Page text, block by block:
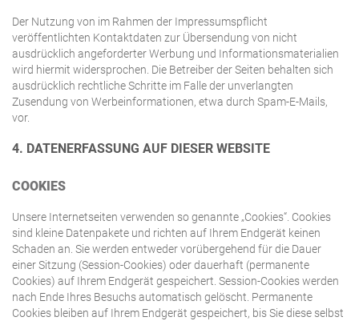
Der Nutzung von im Rahmen der Impressumspflicht
veröffentlichten Kontaktdaten zur Übersendung von nicht
ausdrücklich angeforderter Werbung und Informationsmaterialien
wird hiermit widersprochen. Die Betreiber der Seiten behalten sich
ausdrücklich rechtliche Schritte im Falle der unverlangten
Zusendung von Werbeinformationen, etwa durch Spam-E-Mails,
vor.
4. DATENERFASSUNG AUF DIESER WEBSITE
COOKIES
Unsere Internetseiten verwenden so genannte „Cookies“. Cookies
sind kleine Datenpakete und richten auf Ihrem Endgerät keinen
Schaden an. Sie werden entweder vorübergehend für die Dauer
einer Sitzung (Session-Cookies) oder dauerhaft (permanente
Cookies) auf Ihrem Endgerät gespeichert. Session-Cookies werden
nach Ende Ihres Besuchs automatisch gelöscht. Permanente
Cookies bleiben auf Ihrem Endgerät gespeichert, bis Sie diese selbst